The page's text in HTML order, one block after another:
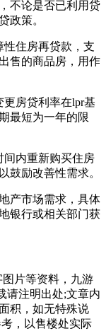
不论是否已利用贷
政策。
性住房再贷款，支
售的商品房，用作
房贷利率在lpr基
最短为一年的限
间内重新购买住房
鼓励改善性需求。
产市场需求，具体
银行或相关部门获
图片等资料，九游
请注明出处;文章内
积，如无特殊说
，以售楼处实际